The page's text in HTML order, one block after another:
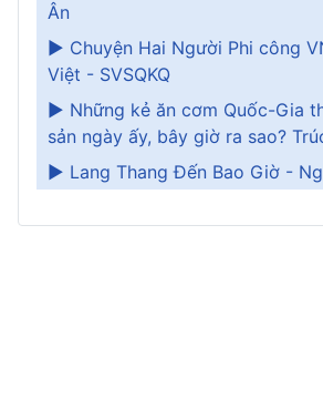
Ân
► Chuyện Hai Người Phi công
Việt - SVSQKQ
► Những kẻ ăn cơm Quốc-Gia
sản ngày ấy, bây giờ ra sao?
► Lang Thang Đến Bao Giờ -